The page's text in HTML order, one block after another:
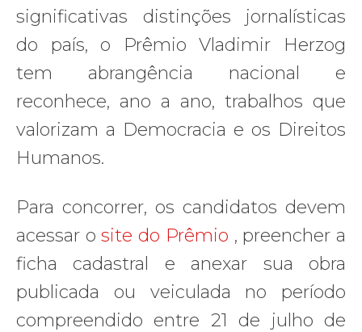
significativas distinções jornalísticas
do país, o Prêmio Vladimir Herzog
tem abrangência nacional e
reconhece, ano a ano, trabalhos que
valorizam a Democracia e os Direitos
Humanos.
Para concorrer, os candidatos devem
acessar osite do Prêmio , preencher a
ficha cadastral e anexar sua obra
publicada ou veiculada no período
compreendido entre 21 de julho de